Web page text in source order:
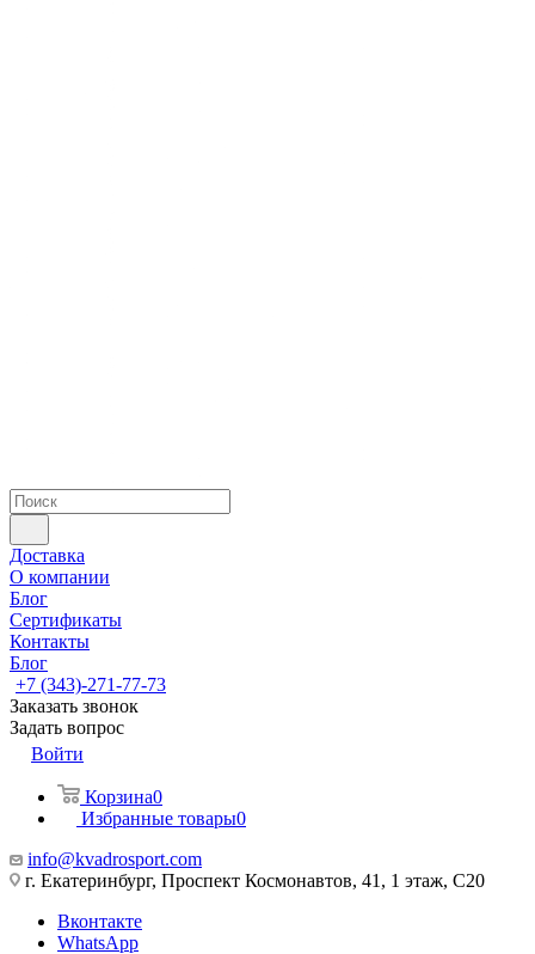
Доставка
О компании
Блог
Сертификаты
Контакты
Блог
+7 (343)-271-77-73
Заказать звонок
Задать вопрос
Войти
Корзина0
Избранные товары0
info@kvadrosport.com
г. Екатеринбург, Проспект Космонавтов, 41, 1 этаж, С20
Вконтакте
WhatsApp